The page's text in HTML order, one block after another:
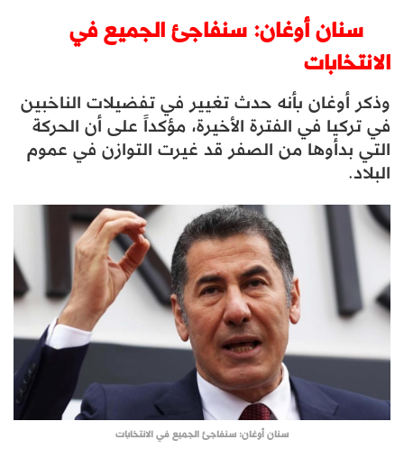
سنان أوغان: سنفاجئ الجميع في
الانتخابات
وذكر أوغان بأنه حدث تغيير في تفضيلات الناخبين
في تركيا في الفترة الأخيرة، مؤكداً على أن الحركة
التي بدأوها من الصفر قد غيرت التوازن في عموم
البلاد.
سنان أوغان: سنفاجئ الجميع في الانتخابات